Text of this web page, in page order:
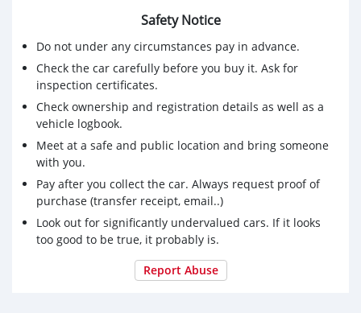
نوع التاميــن : طرف ثالث
حدود التاميـن : عمان والإمارات
نوع المسجــــل : شاشه وكاله
الصيانـــــة (السيرفس) : جراج درجه اولى
جهة اصدار المركبــــــــة : ألمانيا
مكان تواجــد المركبة : المعبيلة
حالة المركبة : ممتازه والحمد لله
ملاحظات اخرى
تبريد وتسخين مقاعد
تشغيل بالبصمة
منفذ AUS + منفذ USB
اطارات جديدة ضمان سنة
بطاريه جديده ضمان سنة
تم تغير جميع الاويلات وسرفس كامل
Safety Notice
Do not under any circumstances pay in advance.
Check the car carefully before you buy it. Ask for
inspection certificates.
Check ownership and registration details as well as a
vehicle logbook.
Meet at a safe and public location and bring someone
with you.
Pay after you collect the car. Always request proof of
purchase (transfer receipt, email..)
Look out for significantly undervalued cars. If it looks
too good to be true, it probably is.
Report Abuse